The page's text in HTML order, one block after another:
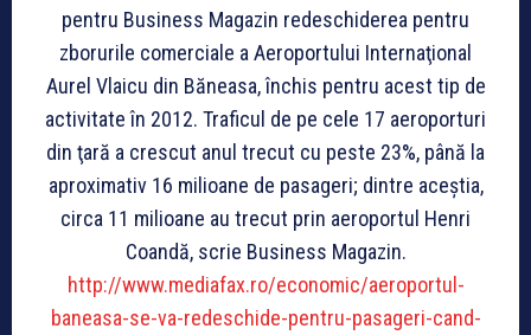
pentru Business Magazin redeschiderea pentru
zborurile comerciale a Aeroportului Internaţional
Aurel Vlaicu din Băneasa, închis pentru acest tip de
activitate în 2012. Traficul de pe cele 17 aeroporturi
din ţară a crescut anul trecut cu peste 23%, până la
aproximativ 16 milioane de pasageri; dintre aceştia,
circa 11 milioane au trecut prin aeroportul Henri
Coandă, scrie Business Magazin.
http://www.mediafax.ro/economic/aeroportul-
baneasa-se-va-redeschide-pentru-pasageri-cand-